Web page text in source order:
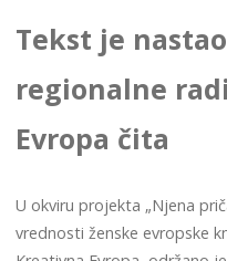
Tekst je
regionalne
Evropa čita
U okviru projekta „Njena
vrednosti ženske evropske